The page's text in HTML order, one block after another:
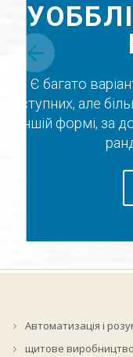
Є багато
доступних, але
іншій формі, за
Автоматизація і
щитове виробництво